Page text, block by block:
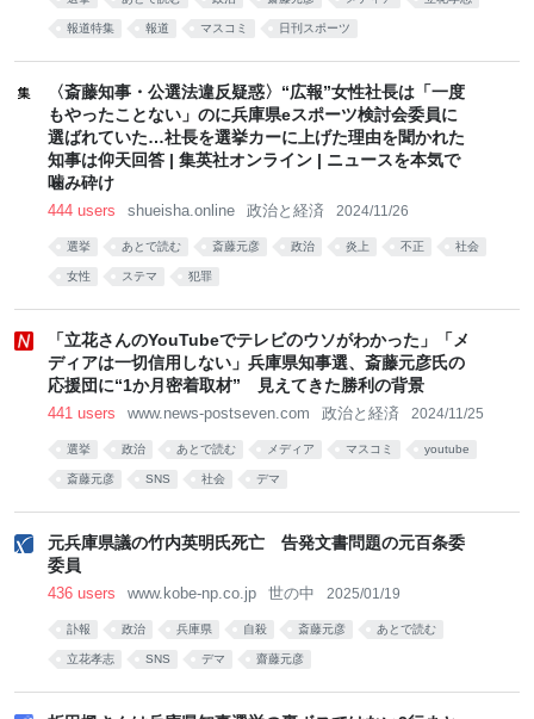
報道特集 報道 マスコミ 日刊スポーツ
〈斎藤知事・公選法違反疑惑〉“広報”女性社長は「一度
もやったことない」のに兵庫県eスポーツ検討会委員に
選ばれていた…社長を選挙カーに上げた理由を聞かれた
知事は仰天回答 | 集英社オンライン | ニュースを本気で
噛み砕け
444 users shueisha.online 政治と経済 2024/11/26
選挙 あとで読む 斎藤元彦 政治 炎上 不正 社会
女性 ステマ 犯罪
「立花さんのYouTubeでテレビのウソがわかった」「メ
ディアは一切信用しない」兵庫県知事選、斎藤元彦氏の
応援団に“1か月密着取材” 見えてきた勝利の背景
441 users www.news-postseven.com 政治と経済 2024/11/25
選挙 政治 あとで読む メディア マスコミ youtube
斎藤元彦 SNS 社会 デマ
元兵庫県議の竹内英明氏死亡 告発文書問題の元百条委
委員
436 users www.kobe-np.co.jp 世の中 2025/01/19
訃報 政治 兵庫県 自殺 斎藤元彦 あとで読む
立花孝志 SNS デマ 齋藤元彦